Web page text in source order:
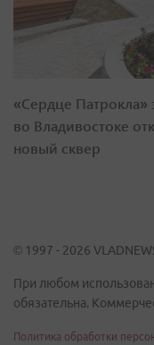
«Сердце Патрокла»
во Владивостоке
новый сквер
© 1997 - 2026
При любом
обязательна.
Политика обработки